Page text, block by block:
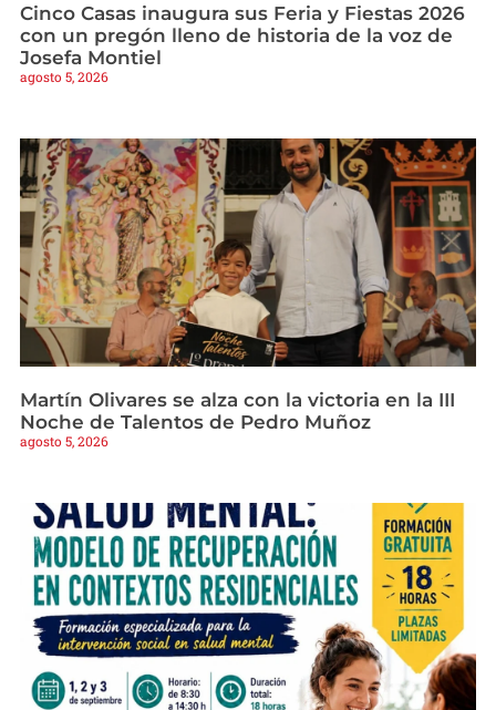
Cinco Casas inaugura sus Feria y Fiestas 2026
con un pregón lleno de historia de la voz de
Josefa Montiel
agosto 5, 2026
Martín Olivares se alza con la victoria en la III
Noche de Talentos de Pedro Muñoz
agosto 5, 2026